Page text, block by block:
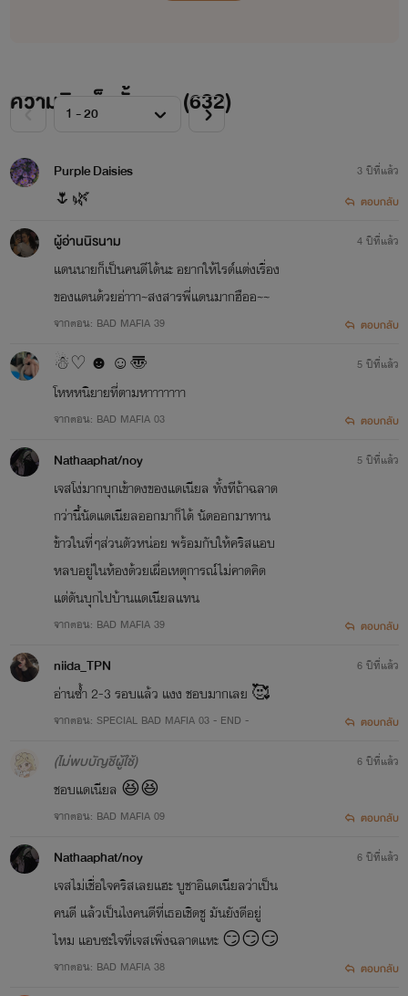
ความคิดเห็นทั้งหมด (632)
Purple Daisies
🌷🌿
3 ปีที่แล้ว
ตอบกลับ
ผู้อ่านนิรนาม
แดนนายก็เป็นคนดีได้นะ อยากให้ไรด์แต่งเรื่อง
ของแดนด้วยอ่าาา~สงสารพี่แดนมากฮืออ~~
จากตอน: BAD MAFIA 39
4 ปีที่แล้ว
ตอบกลับ
☃︎♡︎︎ ☻︎︎ ☺︎〠︎
โหหหนิยายที่ตามหาาาาาาา
จากตอน: BAD MAFIA 03
5 ปีที่แล้ว
ตอบกลับ
Nathaaphat/noy
เจสโง่มากบุกเข้าดงของแดเนียล ทั้งทีถ้าฉลาด
กว่านี้นัดแดเนียลออกมาก็ได้ นัดออกมาทาน
ข้าวในที่ๆส่วนตัวหน่อย พร้อมกับให้คริสแอบ
หลบอยู่ในห้องด้วยเผื่อเหตุการณ์ไม่คาดคิด
แต่ดันบุกไปบ้านแดเนียลแทน
จากตอน: BAD MAFIA 39
5 ปีที่แล้ว
ตอบกลับ
niida_TPN
อ่านซ้ำ 2-3 รอบแล้ว แงง ชอบมากเลย 🥰
จากตอน: SPECIAL BAD MAFIA 03 - END -
6 ปีที่แล้ว
ตอบกลับ
(ไม่พบบัญชีผู้ใช้)
ชอบแดเนียล 😆😆
จากตอน: BAD MAFIA 09
6 ปีที่แล้ว
ตอบกลับ
Nathaaphat/noy
เจสไม่เชื่อใจคริสเลยแฮะ บูชาอิแดเนียลว่าเป็น
คนดี แล้วเป็นไงคนดีที่เธอเชิดชู มันยังดีอยู่
ไหม แอบซะใจที่เจสเพิ่งฉลาดแหะ 😏😏😏
จากตอน: BAD MAFIA 38
6 ปีที่แล้ว
ตอบกลับ